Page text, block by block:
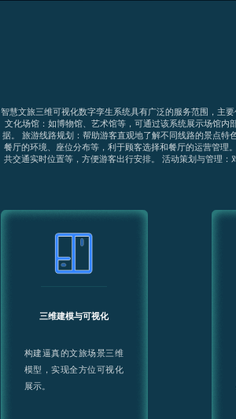
智慧文旅三维可视化数字孪生系统具有广泛的服务范围，主
文化场馆：如博物馆、艺术馆等，可通过该系统展示场馆
据。 旅游线路规划：帮助游客直观地了解不同线路的景点
餐厅的环境、座位分布等，利于顾客选择和餐厅的运营管理
共交通实时位置等，方便游客出行安排。 活动策划与管理
三维建模与可视化
构建逼真的文旅场景三维
模型，实现全方位可视化
展示。